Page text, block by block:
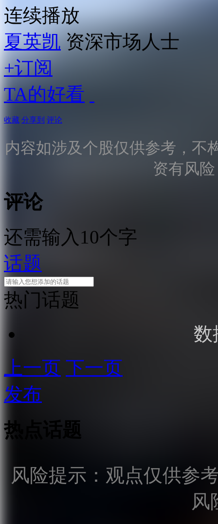
连续播放
夏英凯 资深市场人士
+订阅
TA的好看
收藏 分享到 评论
内容如涉及个股仅供参考，不
资有风
评论
还需输入10个字
话题
热门话题
数
上一页 下一页
发布
热点话题
风险提示：观点仅供参
风